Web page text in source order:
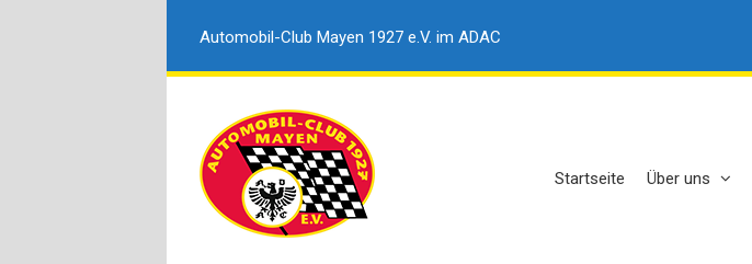
Automobil-Club Mayen 1927 e.V. im ADAC
Startseite Über uns